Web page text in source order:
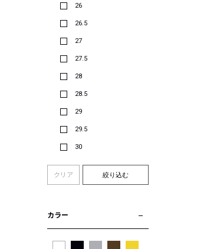
26
26.5
27
27.5
28
28.5
29
29.5
30
クリア 絞り込む
カラー